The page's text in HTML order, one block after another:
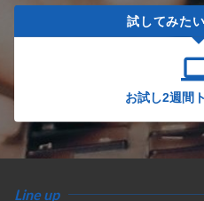
試してみた
お試し2週間
Line up